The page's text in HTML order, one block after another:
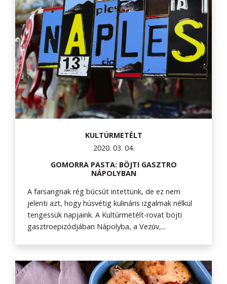
KULTÚRMETÉLT
2020. 03. 04.
GOMORRA PASTA: BÖJTI GASZTRO
NÁPOLYBAN
A farsangnak rég búcsút intettünk, de ez nem
jelenti azt, hogy húsvétig kulináris izgalmak nélkül
tengessük napjaink. A Kultúrmetélt-rovat böjti
gasztroepizódjában Nápolyba, a Vezúv,...